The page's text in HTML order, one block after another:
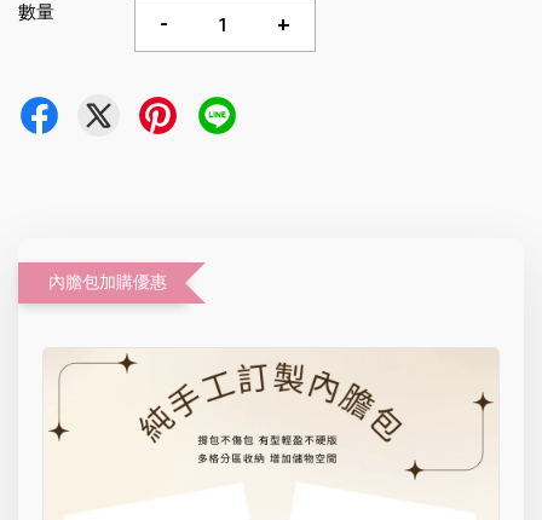
數量 - +
內膽包加購優惠